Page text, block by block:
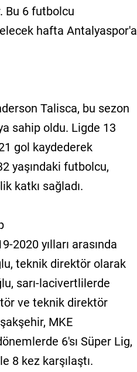
Bu 6 futbolcu
hafta Antalyaspor'a
Talisca, bu sezon
sahip oldu. Ligde 13
gol kaydederek
yaşındaki futbolcu,
katkı sağladı.
2020 yılları arasında
teknik direktör olarak
sarı-lacivertlilerde
ve teknik direktör
MKE
6'sı Süper Lig,
8 kez karşılaştı.